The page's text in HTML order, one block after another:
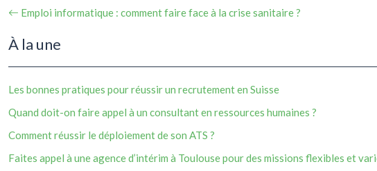
Emploi informatique : comment faire face à la crise sanitaire ?
À la une
Les bonnes pratiques pour réussir un recrutement en Suisse
Quand doit-on faire appel à un consultant en ressources humaines ?
Comment réussir le déploiement de son ATS ?
Faites appel à une agence d’intérim à Toulouse pour des missions flexibles et